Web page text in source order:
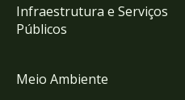
Infraestrutura e Serviços
Públicos
Meio Ambiente